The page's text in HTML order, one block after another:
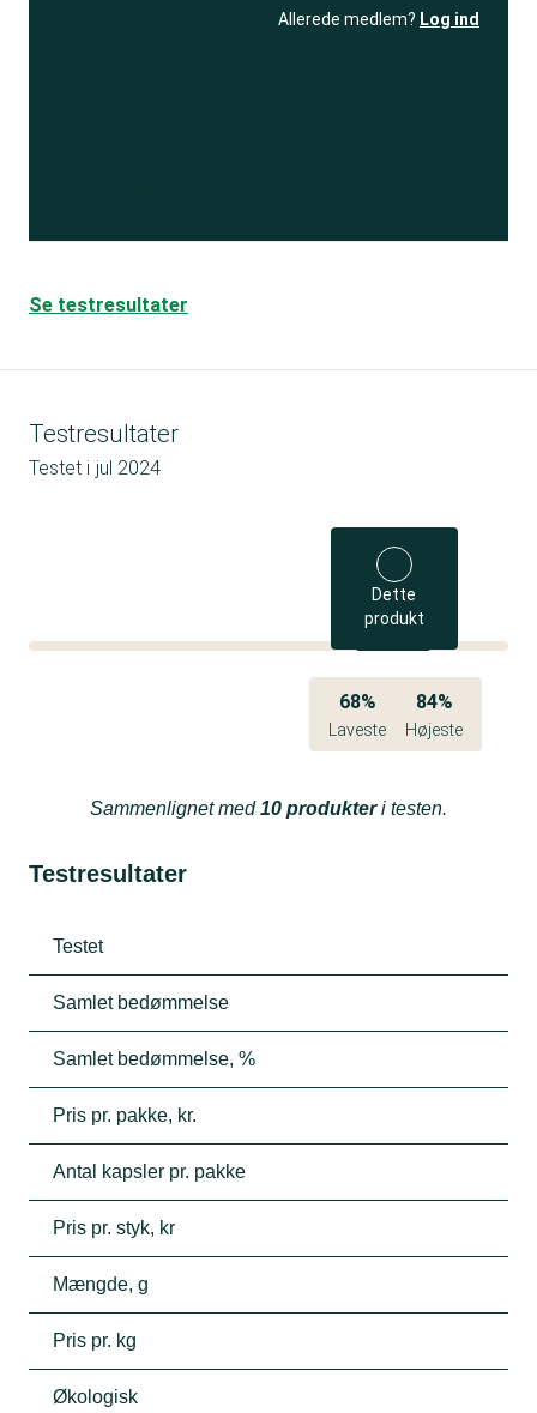
Allerede medlem? Log ind
Se testresultater
Testresultater
Testet i jul 2024
Dette
produkt
68%
Laveste
84%
Højeste
Sammenlignet med10 produkteri testen.
Testresultater
Testet
Samlet bedømmelse
Samlet bedømmelse, %
Pris pr. pakke, kr.
Antal kapsler pr. pakke
Pris pr. styk, kr
Mængde, g
Pris pr. kg
Økologisk